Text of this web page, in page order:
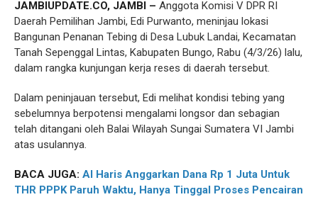
JAMBIUPDATE.CO, JAMBI – Anggota Komisi V DPR RI
Daerah Pemilihan Jambi, Edi Purwanto, meninjau lokasi
Bangunan Penanan Tebing di Desa Lubuk Landai, Kecamatan
Tanah Sepenggal Lintas, Kabupaten Bungo, Rabu (4/3/26) lalu,
dalam rangka kunjungan kerja reses di daerah tersebut.
Dalam peninjauan tersebut, Edi melihat kondisi tebing yang
sebelumnya berpotensi mengalami longsor dan sebagian
telah ditangani oleh Balai Wilayah Sungai Sumatera VI Jambi
atas usulannya.
BACA JUGA: Al Haris Anggarkan Dana Rp 1 Juta Untuk
THR PPPK Paruh Waktu, Hanya Tinggal Proses Pencairan